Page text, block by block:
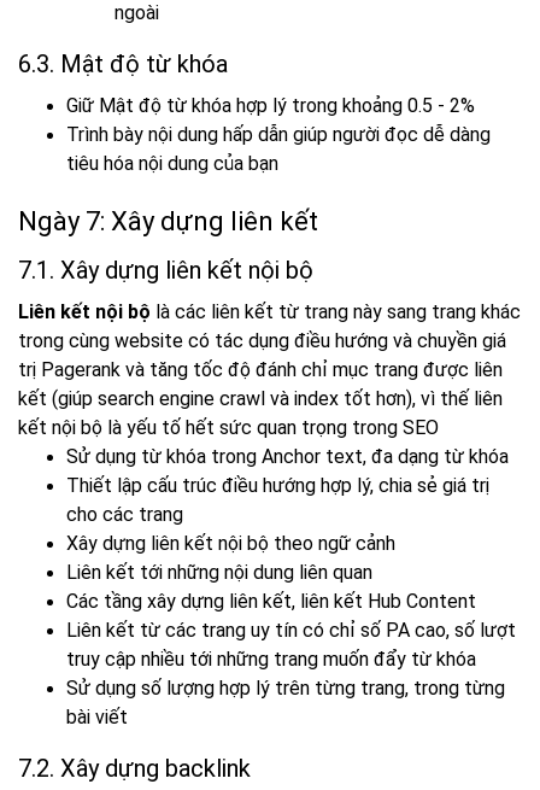
ngoài
6.3. Mật độ từ khóa
Giữ Mật độ từ khóa hợp lý trong khoảng 0.5 - 2%
Trình bày nội dung hấp dẫn giúp người đọc dễ dàng
tiêu hóa nội dung của bạn
Ngày 7: Xây dựng liên kết
7.1. Xây dựng liên kết nội bộ
Liên kết nội bộ là các liên kết từ trang này sang trang khác
trong cùng website có tác dụng điều hướng và chuyền giá
trị Pagerank và tăng tốc độ đánh chỉ mục trang được liên
kết (giúp search engine crawl và index tốt hơn), vì thế liên
kết nội bộ là yếu tố hết sức quan trọng trong SEO
Sử dụng từ khóa trong Anchor text, đa dạng từ khóa
Thiết lập cấu trúc điều hướng hợp lý, chia sẻ giá trị
cho các trang
Xây dựng liên kết nội bộ theo ngữ cảnh
Liên kết tới những nội dung liên quan
Các tầng xây dựng liên kết, liên kết Hub Content
Liên kết từ các trang uy tín có chỉ số PA cao, số lượt
truy cập nhiều tới những trang muốn đẩy từ khóa
Sử dụng số lượng hợp lý trên từng trang, trong từng
bài viết
7.2. Xây dựng backlink